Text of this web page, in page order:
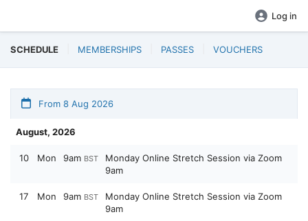
Log in
SCHEDULE MEMBERSHIPS PASSES VOUCHERS
From 8 Aug 2026
August, 2026
10 Mon 9am BST
Monday Online Stretch Session via Zoom
9am
17 Mon 9am BST
Monday Online Stretch Session via Zoom
9am